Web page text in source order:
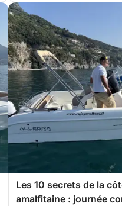
Les 10 secrets de la
amalfitaine : journée